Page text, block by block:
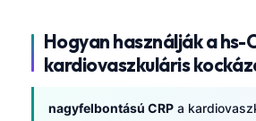
Hogyan használják a hs-
kardiovaszkuláris
nagyfelbontású CRP a
日本語
Čeština
ქართული